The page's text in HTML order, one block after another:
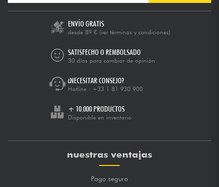
ENVÍO GRATIS
desde 89 € (ver términos y condiciones)
SATISFECHO O REMBOLSADO
30 días para cambiar de opinión
¿NECESITAR CONSEJO?
Hotline : +33 1 81 930 900
+ 10.000 PRODUCTOS
Disponible en inventario
nuestras ventajas
Pago seguro